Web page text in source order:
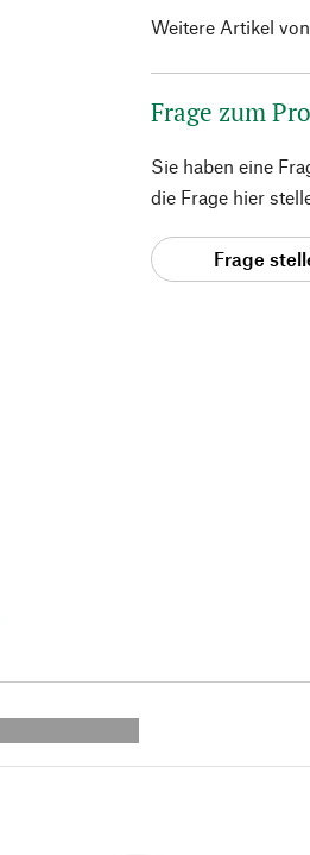
Weitere Artikel von
Frage zum
Sie haben eine
die Frage hier
Frage